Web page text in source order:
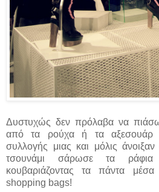
Δυστυχώς δεν πρόλαβα να
από τα ρούχα ή τα αξεσουάρ
συλλογής μιας και μόλις
τσουνάμι σάρωσε τα ράφια
κουβαριάζοντας τα πάντα
shopping bags!